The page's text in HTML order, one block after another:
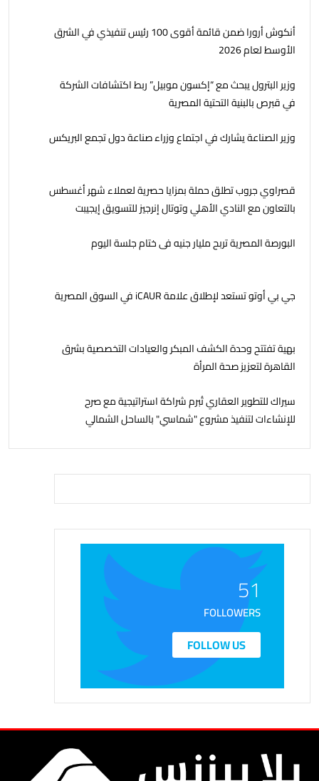
أنكوش أرورا ضمن قائمة أقوى 100 رئيس تنفيذي في الشرق
الأوسط لعام 2026
وزير البترول يبحث مع “إكسون موبيل” ربط اكتشافات الشركة
في قبرص بالبنية التحتية المصرية
وزير الصناعة يشارك في اجتماع وزراء صناعة دول تجمع البريكس
قصراوي جروب تطلق حملة بمزايا حصرية لعملاء شهر أغسطس
بالتعاون مع النادي الأهلي وتوتال إنرجيز للتسويق إيجيبت
البورصة المصرية تربح مليار جنيه فى ختام جلسة اليوم
جي بي أوتو تستعد لإطلاق علامة iCAUR في السوق المصرية
بهية تفتتح وحدة الكشف المبكر والعيادات التخصصية بشرق
القاهرة لتعزيز صحة المرأة
سيراك للتطوير العقاري تُبرم شراكة استراتيجية مع صرح
للإنشاءات لتنفيذ مشروع "شماسي" بالساحل الشمالي
51
FOLLOWERS
FOLLOW US